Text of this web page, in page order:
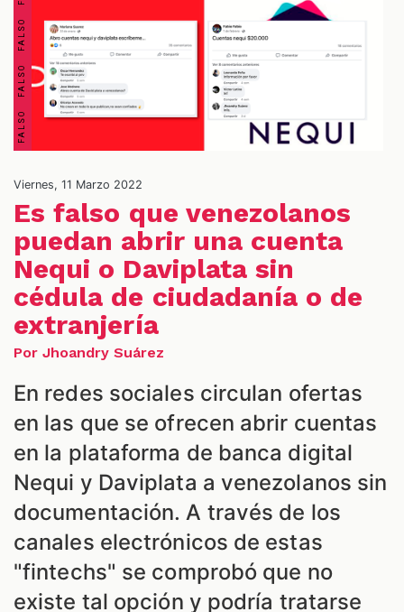
Viernes, 11 Marzo 2022
Es falso que venezolanos
puedan abrir una cuenta
Nequi o Daviplata sin
cédula de ciudadanía o de
extranjería
Por Jhoandry Suárez
En redes sociales circulan ofertas
en las que se ofrecen abrir cuentas
en la plataforma de banca digital
Nequi y Daviplata a venezolanos sin
documentación. A través de los
canales electrónicos de estas
"fintechs" se comprobó que no
existe tal opción y podría tratarse